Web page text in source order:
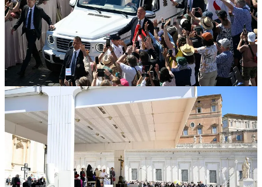
Saludos
Saludo cordialmente a los peregrinos de lengua española. Que la
liturgia, que nos ayuda a la glorificación del Señor y a nuestra propia
santificación, sea siempre valorada y respetada por todos, sobre todo
en la celebración de los sagrados misterios. Que Dios los bendiga.
Muchas gracias.
__________________
Llamamiento
Sigo por preocupación la guerra en Ucrania, que está viviendo estos
días una fuerte intensificación.